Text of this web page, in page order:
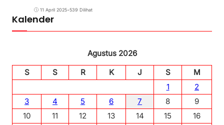
11 April 2025•539 Dilihat
Kalender
Agustus 2026
S
S R K J S
M
1
2
3
4 5 6 7 8
9
10
11 12 13 14 15
16